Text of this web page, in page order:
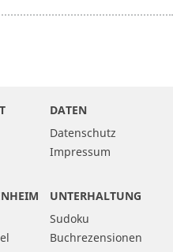
DATEN
Datenschutz
Impressum
UNTERHALTUNG
Sudoku
Buchrezensionen